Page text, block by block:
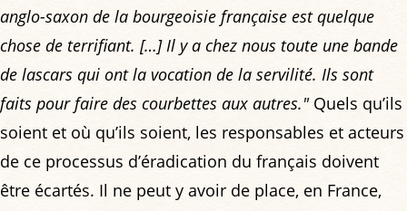
anglo-saxon de la bourgeoisie française est quelque
chose de terrifiant. […] Il y a chez nous toute une bande
de lascars qui ont la vocation de la servilité. Ils sont
faits pour faire des courbettes aux autres."Quels qu’ils
soient et où qu’ils soient, les responsables et acteurs
de ce processus d’éradication du français doivent
être écartés. Il ne peut y avoir de place, en France,